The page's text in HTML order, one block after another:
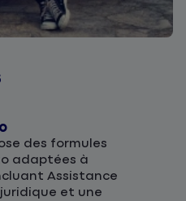
des formules
adaptées à
Assistance
et une